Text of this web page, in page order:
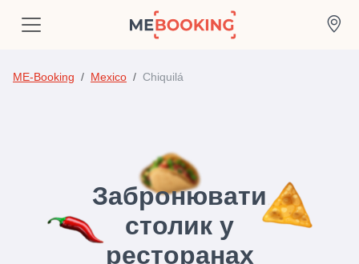
ME-Booking Mexico Chiquilá
Забронювати
столик у
ресторанах